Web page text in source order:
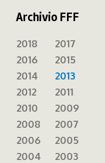
Archivio FFF
2018
2017
2016
2015
2014
2013
2012
2011
2010
2009
2008
2007
2006
2005
2004
2003